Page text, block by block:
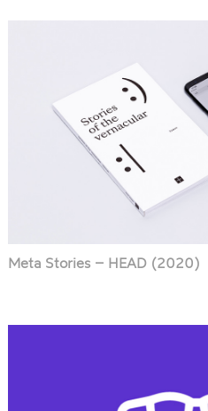
Meta Stories – HEAD (2020)